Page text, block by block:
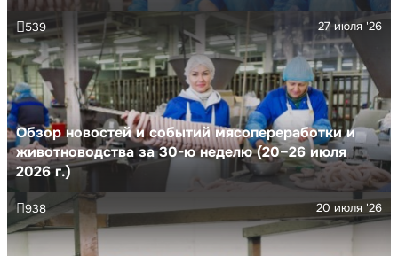
Обзор новостей и событий мясопереработки и
животноводства за 30-ю неделю (20–26 июля
2026 г.)
27 июля '26
539
20 июля '26
938